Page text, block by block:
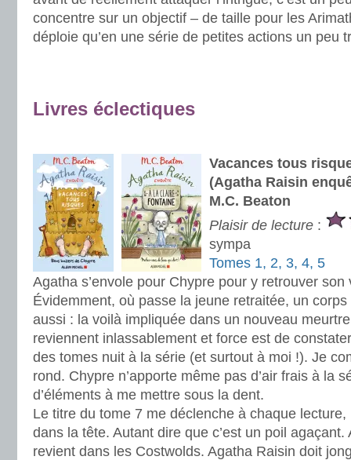
concentre sur un objectif – de taille pour les
déploie qu’en une série de petites actions un peu
Livres éclectiques
Vacances tous
(Agatha Raisin
M.C. Beaton
Plaisir de lecture :
sympa
Tomes 1, 2, 3, 4, 5
Agatha s’envole pour Chypre pour y retrouver
Évidemment, où passe la jeune retraitée, un corps
aussi : la voilà impliquée dans un nouveau
reviennent inlassablement et force est de
des tomes nuit à la série (et surtout à moi !). Je
rond. Chypre n’apporte même pas d’air frais à la
d’éléments à me mettre sous la dent.
Le titre du tome 7 me déclenche à chaque
dans la tête. Autant dire que c’est un poil agaçant.
revient dans les Costwolds. Agatha Raisin doit